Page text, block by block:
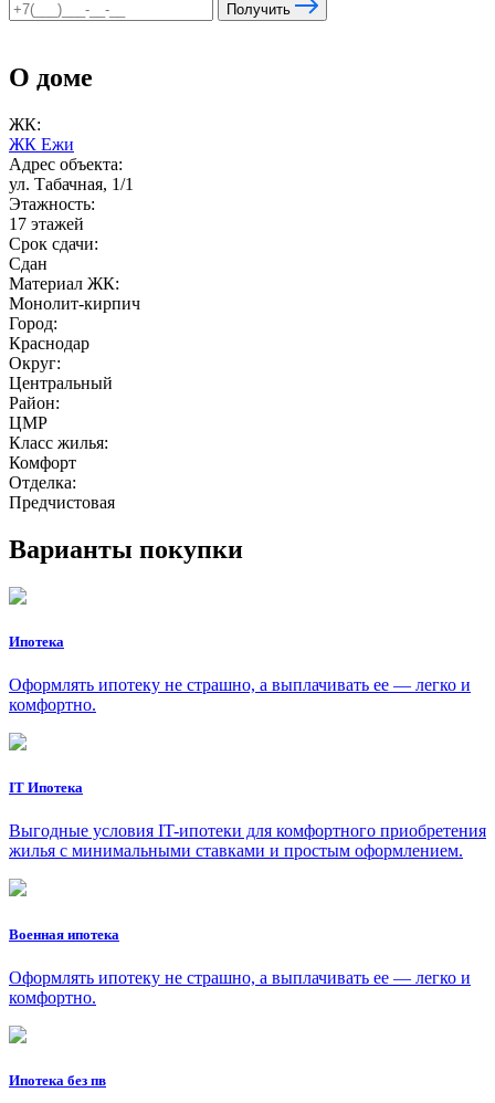
Получить
О доме
ЖК:
ЖК Ежи
Адрес объекта:
ул. Табачная, 1/1
Этажность:
17 этажей
Срок сдачи:
Сдан
Материал ЖК:
Монолит-кирпич
Город:
Краснодар
Округ:
Центральный
Район:
ЦМР
Класс жилья:
Комфорт
Отделка:
Предчистовая
Варианты покупки
Ипотека
Оформлять ипотеку не страшно, а выплачивать ее — легко и
комфортно.
IT Ипотека
Выгодные условия IT-ипотеки для комфортного приобретения
жилья с минимальными ставками и простым оформлением.
Военная ипотека
Оформлять ипотеку не страшно, а выплачивать ее — легко и
комфортно.
Ипотека без пв